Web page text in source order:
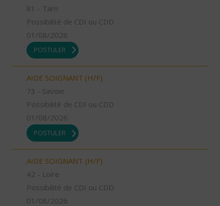
81 - Tarn
Possibilité de CDI ou CDD
01/08/2026
POSTULER
AIDE SOIGNANT (H/F)
73 - Savoie
Possibilité de CDI ou CDD
01/08/2026
POSTULER
AIDE SOIGNANT (H/F)
42 - Loire
Possibilité de CDI ou CDD
01/08/2026